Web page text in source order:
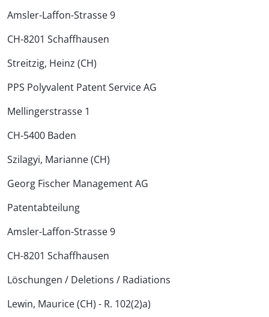
Amsler-Laffon-Strasse 9
CH-8201 Schaffhausen
Streitzig, Heinz (CH)
PPS Polyvalent Patent Service AG
Mellingerstrasse 1
CH-5400 Baden
Szilagyi, Marianne (CH)
Georg Fischer Management AG
Patentabteilung
Amsler-Laffon-Strasse 9
CH-8201 Schaffhausen
Löschungen / Deletions / Radiations
Lewin, Maurice (CH) - R. 102(2)a)